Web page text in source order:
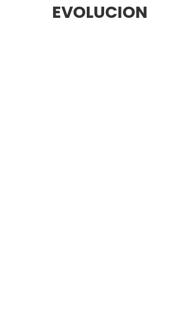
EVOLUCION